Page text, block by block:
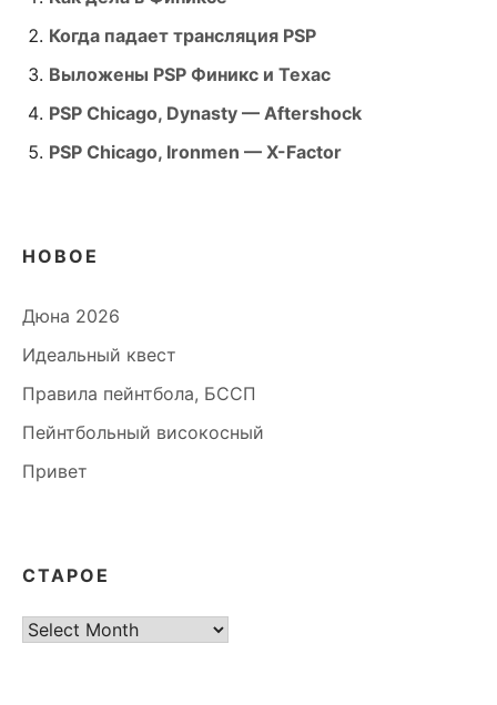
Когда падает трансляция PSP
Выложены PSP Финикс и Техас
PSP Chicago, Dynasty — Aftershock
PSP Chicago, Ironmen — X-Factor
НОВОЕ
Дюна 2026
Идеальный квест
Правила пейнтбола, БССП
Пейнтбольный високосный
Привет
СТАРОЕ
старое